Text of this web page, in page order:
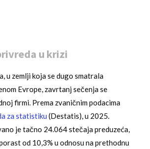
u krizi
u zemlji koja se dugo smatrala
Evrope, zavrtanj sečenja se
firmi. Prema zvaničnim podacima
za statistiku (Destatis), u 2025.
je tačno 24.064 stečaja preduzeća,
od 10,3% u odnosu na prethodnu